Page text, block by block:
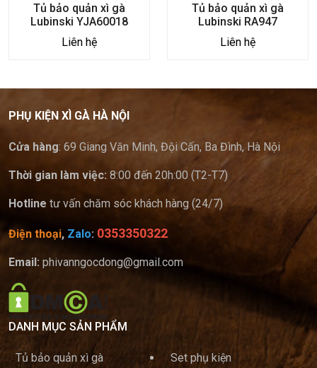
Tủ bảo quản xì gà
Lubinski YJA60018
Liên hệ
Tủ bảo quản xì gà
Lubinski RA947
Liên hệ
PHỤ KIỆN XÌ GÀ HÀ NỘI
Cửa hàng: 69 Giang Văn Minh, Đội Cấn, Ba Đình, Hà Nội
Thời gian làm việc: 8:00 đến 20h:00 (T2-T7)
Hotline tư vấn chăm sóc khách hàng (24/7)
Điện thoại, Zalo: 0353350322
Email: phivanngocdong@gmail.com
DANH MỤC SẢN PHẨM
Tủ bảo quản xì gà Set phụ kiện